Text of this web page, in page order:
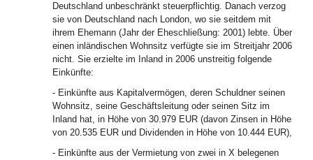
Deutschland unbeschränkt steuerpflichtig. Danach verzog
sie von Deutschland nach London, wo sie seitdem mit
ihrem Ehemann (Jahr der Eheschließung: 2001) lebte. Über
einen inländischen Wohnsitz verfügte sie im Streitjahr 2006
nicht. Sie erzielte im Inland in 2006 unstreitig folgende
Einkünfte:
- Einkünfte aus Kapitalvermögen, deren Schuldner seinen
Wohnsitz, seine Geschäftsleitung oder seinen Sitz im
Inland hat, in Höhe von 30.979 EUR (davon Zinsen in Höhe
von 20.535 EUR und Dividenden in Höhe von 10.444 EUR),
- Einkünfte aus der Vermietung von zwei in X belegenen